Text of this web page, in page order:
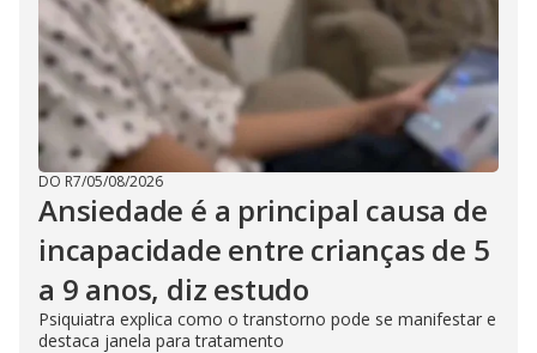
DO R7/05/08/2026
Ansiedade é a principal causa de
incapacidade entre crianças de 5
a 9 anos, diz estudo
Psiquiatra explica como o transtorno pode se manifestar e
destaca janela para tratamento